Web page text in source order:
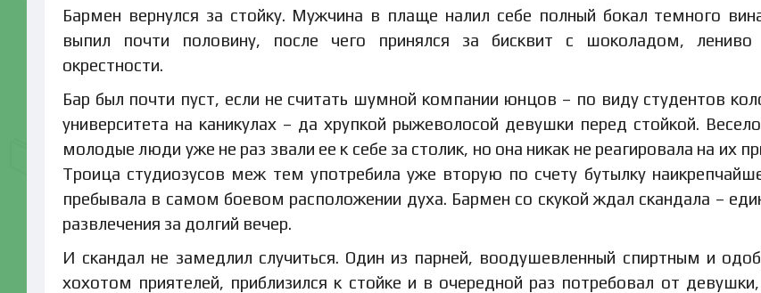
Бармен вернулся за стойку. Мужчина в плаще налил себе полный бокал темного
выпил почти половину, после чего принялся за бисквит с шоколадом, лениво
окрестности.
Бар был почти пуст, если не считать шумной компании юнцов – по виду студентов
университета на каникулах – да хрупкой рыжеволосой девушки перед стойкой.
молодые люди уже не раз звали ее к себе за столик, но она никак не реагировала на их
Троица студиозусов меж тем употребила уже вторую по счету бутылку
пребывала в самом боевом расположении духа. Бармен со скукой ждал скандала –
развлечения за долгий вечер.
И скандал не замедлил случиться. Один из парней, воодушевленный спиртным и
хохотом приятелей, приблизился к стойке и в очередной раз потребовал от